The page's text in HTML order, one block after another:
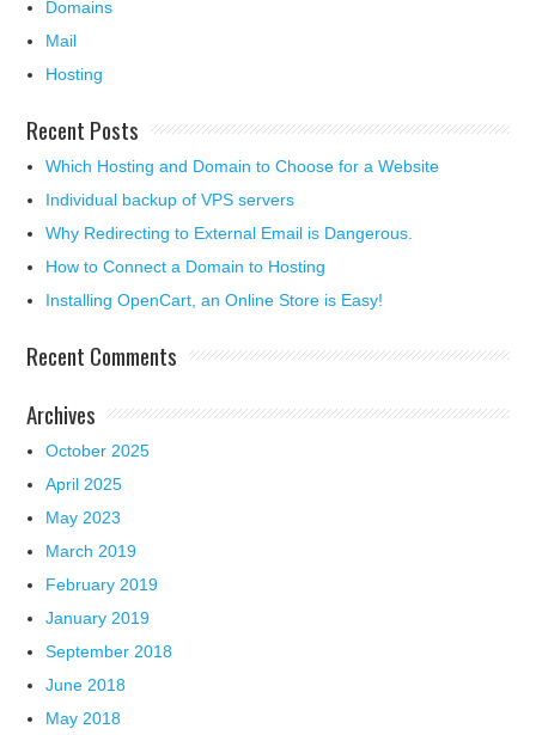
Domains
Mail
Hosting
Recent Posts
Which Hosting and Domain to Choose for a Website
Individual backup of VPS servers
Why Redirecting to External Email is Dangerous.
How to Connect a Domain to Hosting
Installing OpenCart, an Online Store is Easy!
Recent Comments
Archives
October 2025
April 2025
May 2023
March 2019
February 2019
January 2019
September 2018
June 2018
May 2018